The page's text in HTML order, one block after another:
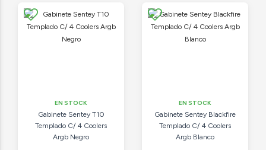
EN STOCK
Gabinete Sentey T10
Templado C/ 4 Coolers
Argb Negro
EN STOCK
Gabinete Sentey Blackfire
Templado C/ 4 Coolers
Argb Blanco